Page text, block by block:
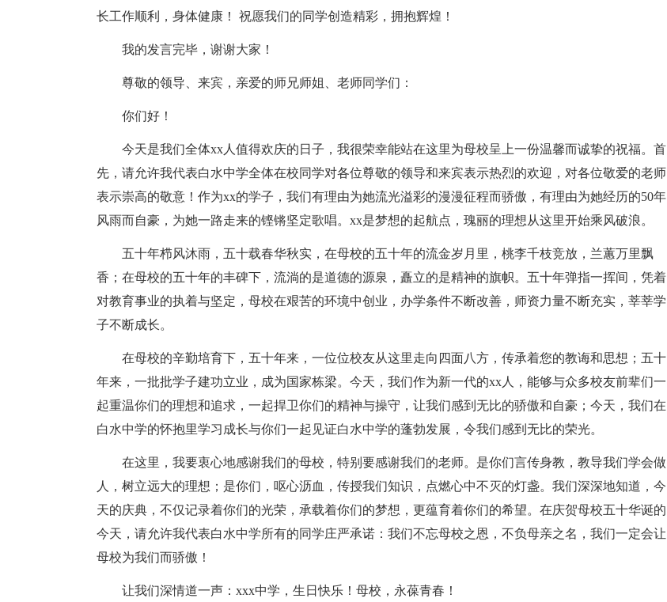
长工作顺利，身体健康！ 祝愿我们的同学创造精彩，拥抱辉煌！
我的发言完毕，谢谢大家！
尊敬的领导、来宾，亲爱的师兄师姐、老师同学们：
你们好！
今天是我们全体xx人值得欢庆的日子，我很荣幸能站在这里为母校呈上一份温馨而诚挚的祝福。首
先，请允许我代表白水中学全体在校同学对各位尊敬的领导和来宾表示热烈的欢迎，对各位敬爱的老师
表示崇高的敬意！作为xx的学子，我们有理由为她流光溢彩的漫漫征程而骄傲，有理由为她经历的50年
风雨而自豪，为她一路走来的铿锵坚定歌唱。xx是梦想的起航点，瑰丽的理想从这里开始乘风破浪。
五十年栉风沐雨，五十载春华秋实，在母校的五十年的流金岁月里，桃李千枝竞放，兰蕙万里飘
香；在母校的五十年的丰碑下，流淌的是道德的源泉，矗立的是精神的旗帜。五十年弹指一挥间，凭着
对教育事业的执着与坚定，母校在艰苦的环境中创业，办学条件不断改善，师资力量不断充实，莘莘学
子不断成长。
在母校的辛勤培育下，五十年来，一位位校友从这里走向四面八方，传承着您的教诲和思想；五十
年来，一批批学子建功立业，成为国家栋梁。今天，我们作为新一代的xx人，能够与众多校友前辈们一
起重温你们的理想和追求，一起捍卫你们的精神与操守，让我们感到无比的骄傲和自豪；今天，我们在
白水中学的怀抱里学习成长与你们一起见证白水中学的蓬勃发展，令我们感到无比的荣光。
在这里，我要衷心地感谢我们的母校，特别要感谢我们的老师。是你们言传身教，教导我们学会做
人，树立远大的理想；是你们，呕心沥血，传授我们知识，点燃心中不灭的灯盏。我们深深地知道，今
天的庆典，不仅记录着你们的光荣，承载着你们的梦想，更蕴育着你们的希望。在庆贺母校五十华诞的
今天，请允许我代表白水中学所有的同学庄严承诺：我们不忘母校之恩，不负母亲之名，我们一定会让
母校为我们而骄傲！
让我们深情道一声：xxx中学，生日快乐！母校，永葆青春！